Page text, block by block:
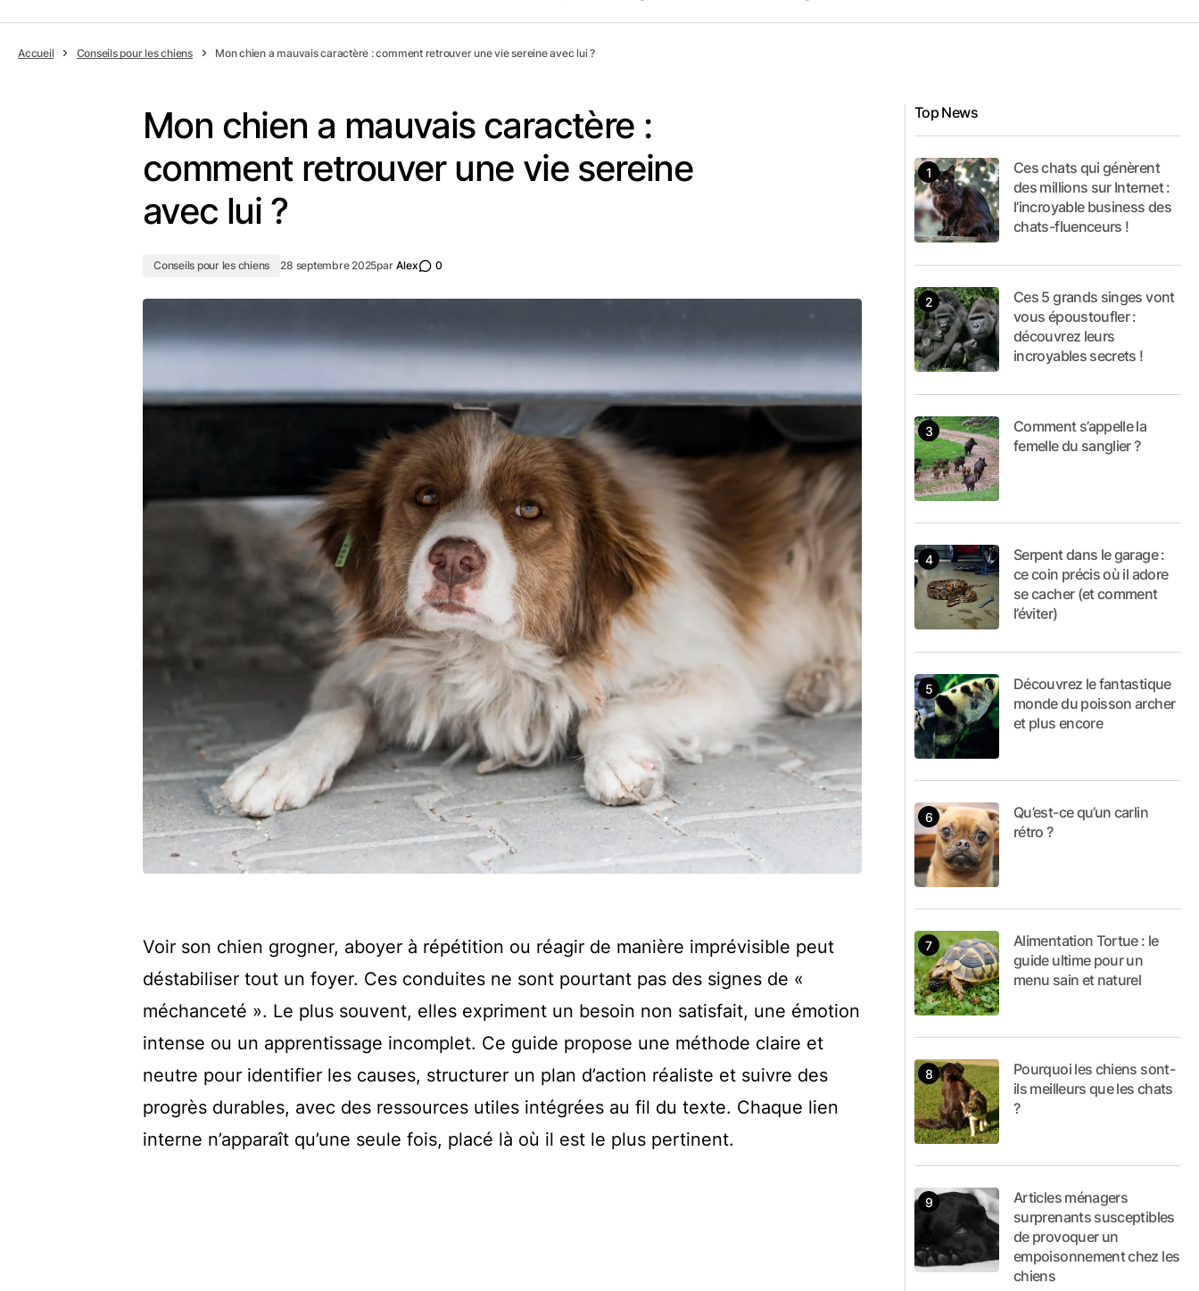
Accueil Conseils pour les chiens Mon chien a mauvais caractère : comment retrouver une vie sereine avec lui ?
Mon chien a mauvais caractère :
comment retrouver une vie sereine
avec lui ?
Conseils pour les chiens 28 septembre 2025par Alex 0
Voir son chien grogner, aboyer à répétition ou réagir de manière imprévisible peut
déstabiliser tout un foyer. Ces conduites ne sont pourtant pas des signes de «
méchanceté ». Le plus souvent, elles expriment un besoin non satisfait, une émotion
intense ou un apprentissage incomplet. Ce guide propose une méthode claire et
neutre pour identifier les causes, structurer un plan d’action réaliste et suivre des
progrès durables, avec des ressources utiles intégrées au fil du texte. Chaque lien
interne n’apparaît qu’une seule fois, placé là où il est le plus pertinent.
Top News
Ces chats qui génèrent
des millions sur Internet :
l’incroyable business des
chats-fluenceurs !
Ces 5 grands singes vont
vous époustoufler :
découvrez leurs
incroyables secrets !
Comment s’appelle la
femelle du sanglier ?
Serpent dans le garage :
ce coin précis où il adore
se cacher (et comment
l’éviter)
Découvrez le fantastique
monde du poisson archer
et plus encore
Qu’est-ce qu’un carlin
rétro ?
Alimentation Tortue : le
guide ultime pour un
menu sain et naturel
Pourquoi les chiens sont-
ils meilleurs que les chats
?
Articles ménagers
surprenants susceptibles
de provoquer un
empoisonnement chez les
chiens